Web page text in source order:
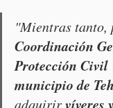
"Mientras tanto,
Coordinación
Protección Civil
municipio de
adquirir víveres